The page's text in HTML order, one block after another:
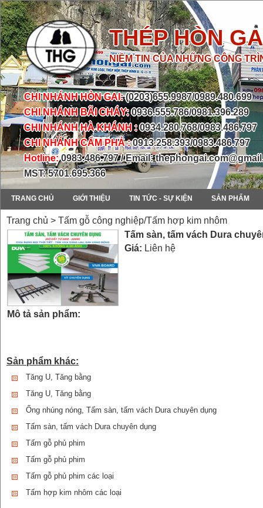
prev
THÉP HÒN
NIỀM TIN CỦA NHỮNG CÔNG
CHI NHÁNH HÒN GAI:(0203)655.9987/0989.480.699
CHI NHÁNH BÃI CHÁY:0936.555.786/0981.396.289
CHI NHÁNH HÀ KHÁNH :0934.280.768/0983.486.797
CHI NHÁNH CẨM PHẢ :0913.258.393/0983.486.797
Hotline:0983.486.797 / Email:
MST: 5701.695.366
TRANG CHỦ GIỚI THIỆU TIN TỨC - SỰ KIỆN SẢN PHẨM
Trang chủ > Tấm gỗ công nghiệp/Tấm hợp kim nhôm
Tấm sàn, tấm vách Dura
Giá: Liên hệ
Mô tả sản phẩm:
Sản phẩm khác:
Tăng U, Tăng bằng
Tăng U, Tăng bằng
Ống nhúng nóng, Tấm sàn, tấm vách Dura chuyên dụng
Tấm sàn, tấm vách Dura chuyên dụng
Tấm gỗ phủ phim
Tấm gỗ phủ phim
Tấm gỗ phủ phim các loại
Tấm hợp kim nhôm các loại